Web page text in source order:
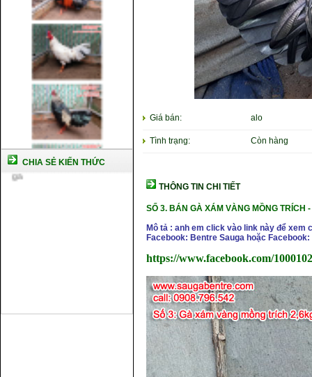
CHIA SẺ KIẾN THỨC
Giá bán: alo
Tình trạng: Còn hàng
THÔNG TIN CHI TIẾT
SỐ 3. BÁN GÀ XÁM VÀNG MỒNG TRÍCH -
Mô tả : anh em click vào link này để
Facebook: Bentre Sauga hoặc Facebook:
https://www.facebook.com/